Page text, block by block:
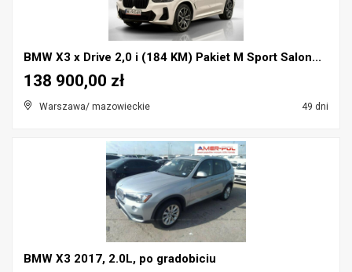
BMW X3 x Drive 2,0 i (184 KM) Pakiet M Sport Salon...
Warszawa/ mazowieckie 49 dni
138 900,00 zł
BMW X3 2017, 2.0L, po gradobiciu